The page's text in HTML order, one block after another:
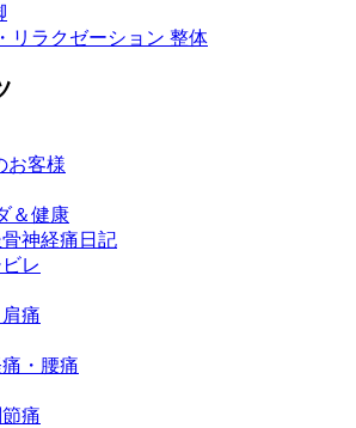
リラクゼーション 整体
お客様
＆健康
神経痛日記
レ
痛
・腰痛
痛